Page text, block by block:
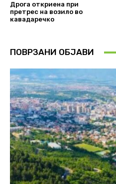
Дрога откриена при
претрес на возило во
кавадаречко
ПОВРЗАНИ ОБЈАВИ